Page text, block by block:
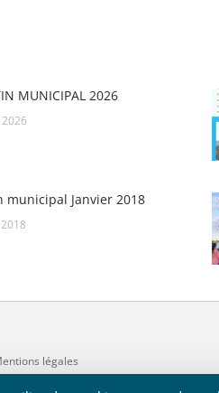
MUNICIPAL 2026
municipal Janvier 2018
légales